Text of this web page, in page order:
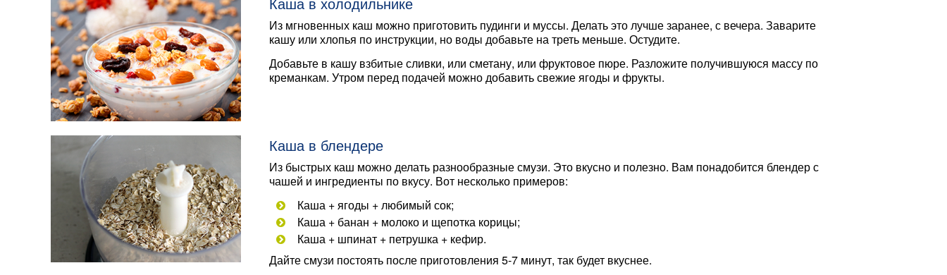
Из мгновенных каш можно приготовить пудинги и муссы. Делать это лучше заранее, с вечера. Заварите
кашу или хлопья по инструкции, но воды добавьте на треть меньше. Остудите.
Добавьте в кашу взбитые сливки, или сметану, или фруктовое пюре. Разложите получившуюся массу по
креманкам. Утром перед подачей можно добавить свежие ягоды и фрукты.
Каша в блендере
Из быстрых каш можно делать разнообразные смузи. Это вкусно и полезно. Вам понадобится блендер с
чашей и ингредиенты по вкусу. Вот несколько примеров:
Каша + ягоды + любимый сок;
Каша + банан + молоко и щепотка корицы;
Каша + шпинат + петрушка + кефир.
Дайте смузи постоять после приготовления 5-7 минут, так будет вкуснее.